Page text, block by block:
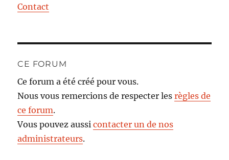
Contact
CE FORUM
Ce forum a été créé pour vous.
Nous vous remercions de respecter lesrègles de
ce forum.
Vous pouvez aussicontacter un de nos
administrateurs.